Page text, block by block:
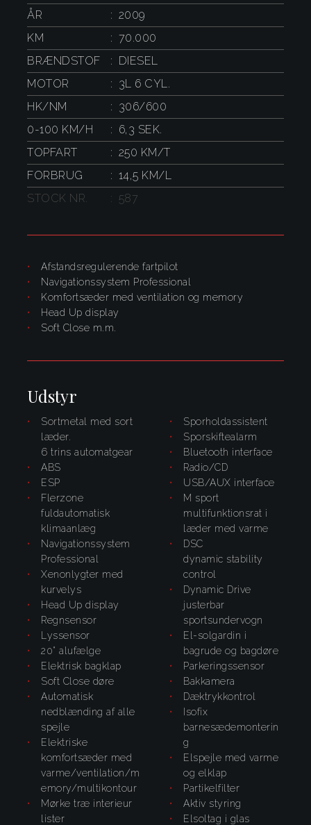
ÅR
2009
KM
70.000
BRÆNDSTOF
DIESEL
MOTOR
3L 6 CYL.
HK/NM
306/600
0-100 KM/H
6,3 SEK.
TOPFART
250 KM/T
FORBRUG
14,5 KM/L
STOCK NR.
587
Afstandsregulerende fartpilot
navigationssystem Professional
komfortsæder med ventilation og memory
Head Up display
Soft Close m.m.
Udstyr
Sortmetal med sort
læder.
6 trins automatgear
ABS
ESP
flerzone
fuldautomatisk
klimaanlæg
navigationssystem
Professional
xenonlygter med
kurvelys
Head Up display
regnsensor
lyssensor
20" alufælge
elektrisk bagklap
Soft Close døre
automatisk
nedblænding af alle
spejle
elektriske
komfortsæder med
varme/ventilation/m
emory/multikontour
mørke træ interieur
lister
sporholdassistent
sporskiftealarm
bluetooth interface
radio/CD
USB/AUX interface
M sport
multifunktionsrat i
læder med varme
DSC
dynamic stability
control
Dynamic Drive
justerbar
sportsundervogn
el-solgardin i
bagrude og bagdøre
parkeringssensor
bakkamera
dæktrykkontrol
Isofix
barnesædemonterin
g
elspejle med varme
og elklap
partikelfilter
aktiv styring
elsoltag i glas